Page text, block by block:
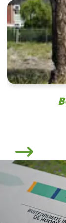
Volgende